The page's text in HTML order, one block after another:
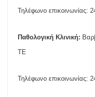
Τηλέφωνο επικοινωνίας:
Παθολογική Κλινική:
ΤΕ
Τηλέφωνο επικοινωνίας: